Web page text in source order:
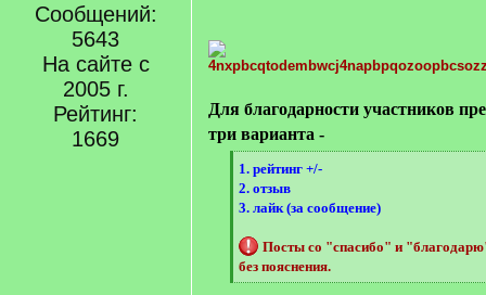
Сообщений:
5643
На сайте с
2005 г.
Рейтинг:
1669
Для благодарности участников
три варианта -
[
q
]
1. рейтинг +/-
2. отзыв
3. лайк (за сообщение)
Посты со "спасибо" и
без пояснения.
[